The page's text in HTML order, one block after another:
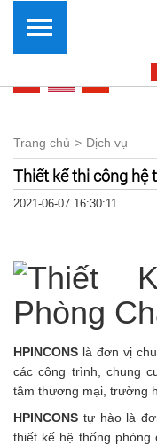
Trang chủ Dịch vụ
Thiết kế thi công hệ
2021-06-07 16:30:11
HPINCONS là đơn vị
các công trình, chung
tâm thương mại, trường
HPINCONS tự hào là
thiết kế hệ thống phòng